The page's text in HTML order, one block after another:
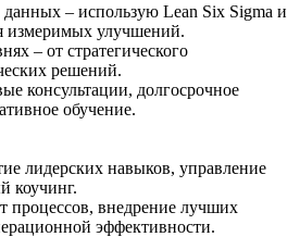
– использую Lean Six Sigma и
измеримых улучшений.
– от стратегического
решений.
консультации, долгосрочное
обучение.
лидерских навыков, управление
коучинг.
процессов, внедрение лучших
эффективности.